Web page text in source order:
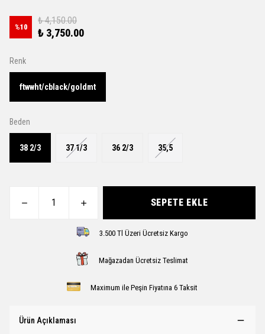
%10
₺ 4,150.00
₺ 3,750.00
Renk
ftwwht/cblack/goldmt
Beden
38 2/3 37 1/3 36 2/3 35,5
SEPETE EKLE
3.500 Tl Üzeri Ücretsiz Kargo
Mağazadan Ücretsiz Teslimat
Maximum ile Peşin Fiyatına 6 Taksit
Ürün Açıklaması